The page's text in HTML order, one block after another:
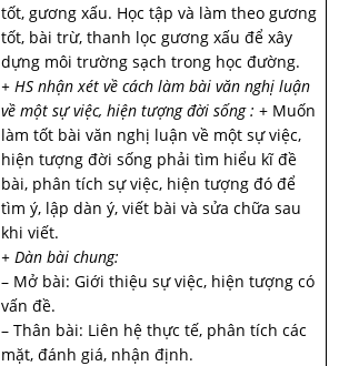
tốt, gương xấu. Học tập và làm theo gương
tốt, bài trừ, thanh lọc gương xấu để xây
dựng môi trường sạch trong học đường.
+ HS nhận xét về cách làm bài văn nghị luận
về một sự việc, hiện tượng đời sống : + Muốn
làm tốt bài văn nghị luận về một sự việc,
hiện tượng đời sống phải tìm hiểu kĩ đề
bài, phân tích sự việc, hiện tượng đó để
tìm ý, lập dàn ý, viết bài và sửa chữa sau
khi viết.
+ Dàn bài chung:
– Mở bài: Giới thiệu sự việc, hiện tượng có
vấn đề.
– Thân bài: Liên hệ thực tế, phân tích các
mặt, đánh giá, nhận định.